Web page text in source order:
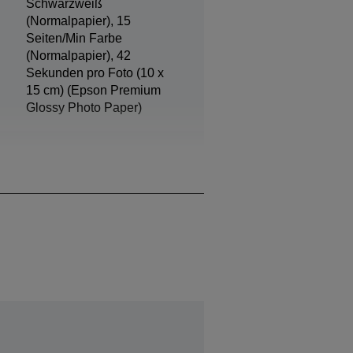
Schwarzweiß
(Normalpapier), 15
Seiten/Min Farbe
(Normalpapier), 42
Sekunden pro Foto (10 x
15 cm) (Epson Premium
Glossy Photo Paper)